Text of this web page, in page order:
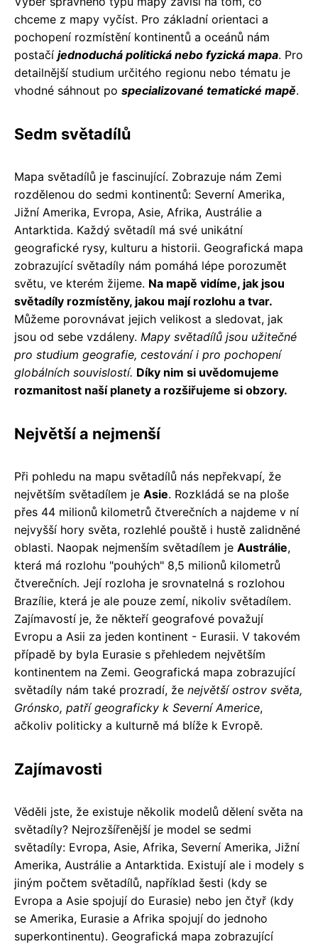
chceme z mapy vyčíst. Pro základní orientaci a
pochopení rozmístění kontinentů a oceánů nám
postačí jednoduchá politická nebo fyzická mapa. Pro
detailnější studium určitého regionu nebo tématu je
vhodné sáhnout po specializované tematické mapě.
Sedm světadílů
Mapa světadílů je fascinující. Zobrazuje nám Zemi
rozdělenou do sedmi kontinentů: Severní Amerika,
Jižní Amerika, Evropa, Asie, Afrika, Austrálie a
Antarktida. Každý světadíl má své unikátní
geografické rysy, kulturu a historii. Geografická mapa
zobrazující světadíly nám pomáhá lépe porozumět
světu, ve kterém žijeme. Na mapě vidíme, jak jsou
světadíly rozmístěny, jakou mají rozlohu a tvar.
Můžeme porovnávat jejich velikost a sledovat, jak
jsou od sebe vzdáleny. Mapy světadílů jsou užitečné
pro studium geografie, cestování i pro pochopení
globálních souvislostí. Díky nim si uvědomujeme
rozmanitost naší planety a rozšiřujeme si obzory.
Největší a nejmenší
Při pohledu na mapu světadílů nás nepřekvapí, že
největším světadílem je Asie. Rozkládá se na ploše
přes 44 milionů kilometrů čtverečních a najdeme v ní
nejvyšší hory světa, rozlehlé pouště i hustě zalidněné
oblasti. Naopak nejmenším světadílem je Austrálie,
která má rozlohu "pouhých" 8,5 milionů kilometrů
čtverečních. Její rozloha je srovnatelná s rozlohou
Brazílie, která je ale pouze zemí, nikoliv světadílem.
Zajímavostí je, že někteří geografové považují
Evropu a Asii za jeden kontinent - Eurasii. V takovém
případě by byla Eurasie s přehledem největším
kontinentem na Zemi. Geografická mapa zobrazující
světadíly nám také prozradí, že největší ostrov světa,
Grónsko, patří geograficky k Severní Americe,
ačkoliv politicky a kulturně má blíže k Evropě.
Zajímavosti
Věděli jste, že existuje několik modelů dělení světa na
světadíly? Nejrozšířenější je model se sedmi
světadíly: Evropa, Asie, Afrika, Severní Amerika, Jižní
Amerika, Austrálie a Antarktida. Existují ale i modely s
jiným počtem světadílů, například šesti (kdy se
Evropa a Asie spojují do Eurasie) nebo jen čtyř (kdy
se Amerika, Eurasie a Afrika spojují do jednoho
superkontinentu). Geografická mapa zobrazující